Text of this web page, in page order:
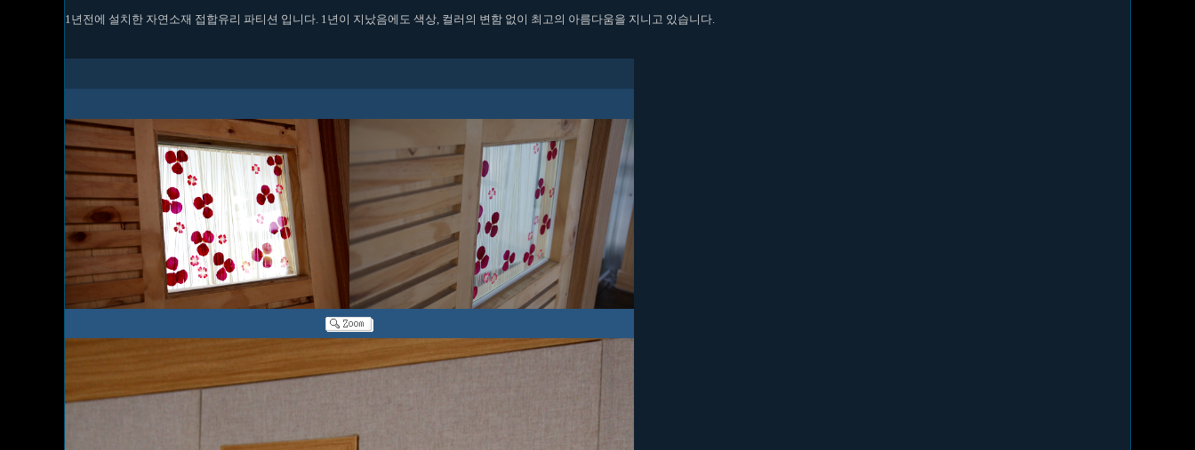
1년전에 설치한 자연소재 접합유리 파티션 입니다. 1년이 지났음에도 색상, 컬러의 변함 없이 최고의 아름다움을 지니고 있습니다.